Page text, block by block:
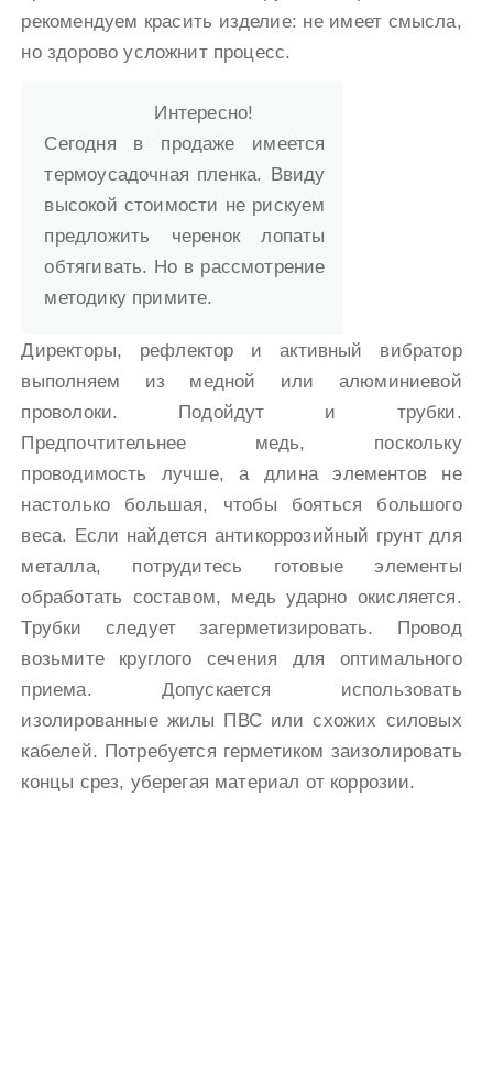
рекомендуем красить изделие: не имеет смысла,
но здорово усложнит процесс.
Интересно!
Сегодня в продаже имеется
термоусадочная пленка. Ввиду
высокой стоимости не рискуем
предложить черенок лопаты
обтягивать. Но в рассмотрение
методику примите.
Директоры, рефлектор и активный вибратор
выполняем из медной или алюминиевой
проволоки. Подойдут и трубки.
Предпочтительнее медь, поскольку
проводимость лучше, а длина элементов не
настолько большая, чтобы бояться большого
веса. Если найдется антикоррозийный грунт для
металла, потрудитесь готовые элементы
обработать составом, медь ударно окисляется.
Трубки следует загерметизировать. Провод
возьмите круглого сечения для оптимального
приема. Допускается использовать
изолированные жилы ПВС или схожих силовых
кабелей. Потребуется герметиком заизолировать
концы срез, уберегая материал от коррозии.